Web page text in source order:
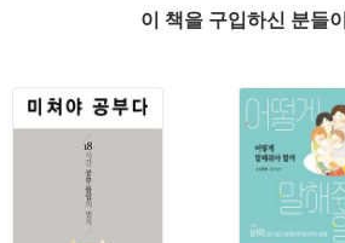
이 책을 구입하신 분들이